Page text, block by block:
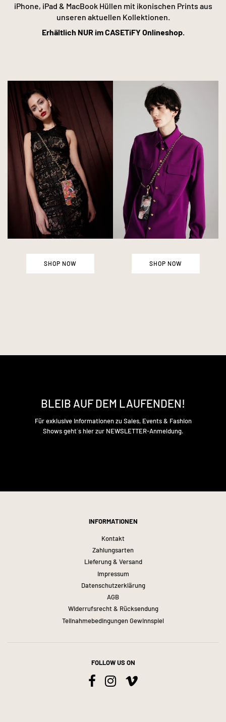
iPhone, iPad & MacBook Hüllen mit ikonischen Prints aus
unseren aktuellen Kollektionen.
Erhältlich NUR im CASETiFY Onlineshop.
SHOP NOW SHOP NOW
BLEIB AUF DEM LAUFENDEN!
Für exklusive Informationen zu Sales, Events & Fashion
Shows geht´s hier zur NEWSLETTER-Anmeldung.
INFORMATIONEN
Kontakt
Zahlungsarten
Lieferung & Versand
Impressum
Datenschutzerklärung
AGB
Widerrufsrecht & Rücksendung
Teilnahmebedingungen Gewinnspiel
FOLLOW US ON